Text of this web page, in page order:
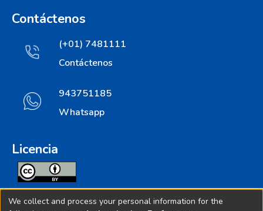
Contáctenos
(+01) 7481111
Contáctenos
943751185
Whatsapp
Licencia
Todos los contenidos de repositorio.ins.gob.pe estan
licenciados bajo
We collect and process your personal information for the